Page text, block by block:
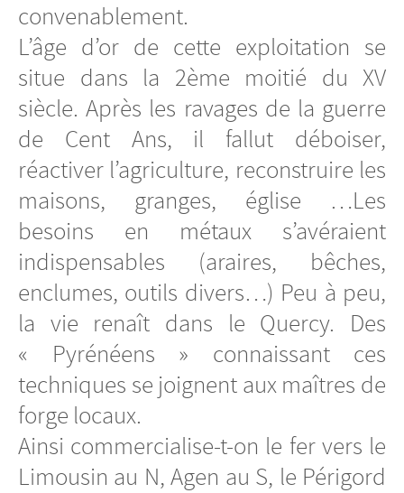
convenablement.
L’âge d’or de cette exploitation se
situe dans la 2ème moitié du XV
siècle. Après les ravages de la guerre
de Cent Ans, il fallut déboiser,
réactiver l’agriculture, reconstruire les
maisons, granges, église …Les
besoins en métaux s’avéraient
indispensables (araires, bêches,
enclumes, outils divers…) Peu à peu,
la vie renaît dans le Quercy. Des
« Pyrénéens » connaissant ces
techniques se joignent aux maîtres de
forge locaux.
Ainsi commercialise-t-on le fer vers le
Limousin au N, Agen au S, le Périgord